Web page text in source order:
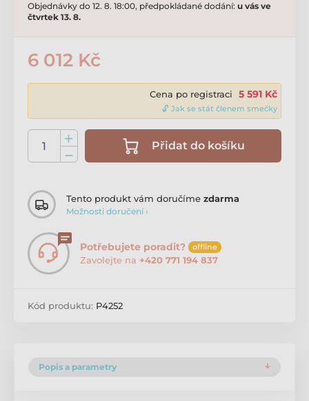
Objednávky do 12. 8. 18:00, předpokládané dodání: u vás ve
čtvrtek 13. 8.
6 012 Kč
Cena po registraci 5 591 Kč
🔓 Jak se stát členem smečky
Přidat do košíku
Tento produkt vám doručíme zdarma
Možnosti doručení ›
Potřebujete poradit? offline
Zavolejte na +420 771 194 837
Kód produktu: P4252
Popis a parametry